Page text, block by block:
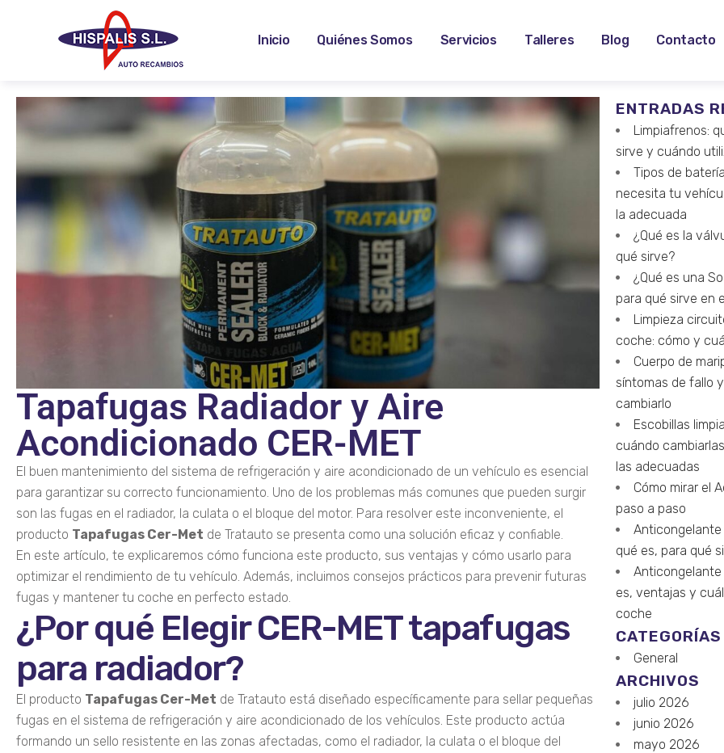
Inicio Quiénes Somos Servicios Talleres Blog Contacto
Tapafugas Radiador y Aire
Acondicionado CER-MET
El buen mantenimiento del sistema de refrigeración y aire acondicionado de un vehículo es esencial
para garantizar su correcto funcionamiento. Uno de los problemas más comunes que pueden surgir
son las fugas en el radiador, la culata o el bloque del motor. Para resolver este inconveniente, el
producto Tapafugas Cer-Met de Tratauto se presenta como una solución eficaz y confiable.
En este artículo, te explicaremos cómo funciona este producto, sus ventajas y cómo usarlo para
optimizar el rendimiento de tu vehículo. Además, incluimos consejos prácticos para prevenir futuras
fugas y mantener tu coche en perfecto estado.
¿Por qué Elegir CER-MET tapafugas
para radiador?
El producto Tapafugas Cer-Met de Tratauto está diseñado específicamente para sellar pequeñas
fugas en el sistema de refrigeración y aire acondicionado de los vehículos. Este producto actúa
formando un sello resistente en las zonas afectadas, como el radiador, la culata o el bloque del
ENTRADAS
Limpiafrenos:
sirve y cuándo
Tipos de
necesita tu
la adecuada
¿Qué es la
qué sirve?
¿Qué es una
para qué sirve en
Limpieza
coche: cómo y
Cuerpo de
síntomas de fallo
cambiarlo
Escobillas
cuándo
las adecuadas
Cómo mirar el
paso a paso
qué es, para qué
es, ventajas y
coche
CATEGORÍAS
General
ARCHIVOS
julio 2026
junio 2026
mayo 2026